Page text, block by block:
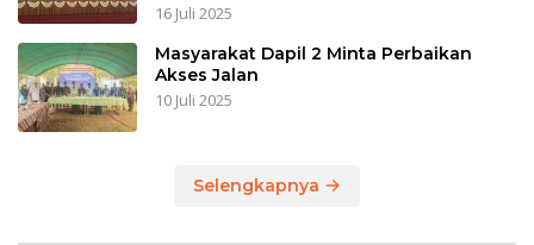
16 Juli 2025
Masyarakat Dapil 2 Minta Perbaikan
Akses Jalan
10 Juli 2025
Selengkapnya